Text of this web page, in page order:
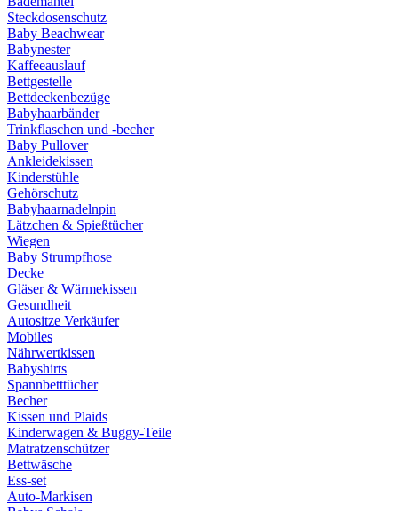
Steckdosenschutz
Baby Beachwear
Babynester
Kaffeeauslauf
Bettgestelle
Bettdeckenbezüge
Babyhaarbänder
Trinkflaschen und -becher
Baby Pullover
Ankleidekissen
Kinderstühle
Gehörschutz
Babyhaarnadelnpin
Lätzchen & Spießtücher
Wiegen
Baby Strumpfhose
Decke
Gläser & Wärmekissen
Gesundheit
Autositze Verkäufer
Mobiles
Nährwertkissen
Babyshirts
Spannbetttücher
Becher
Kissen und Plaids
Kinderwagen & Buggy-Teile
Matratzenschützer
Bettwäsche
Ess-set
Auto-Markisen